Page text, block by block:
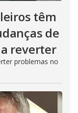
têm
de
reverter
problemas no